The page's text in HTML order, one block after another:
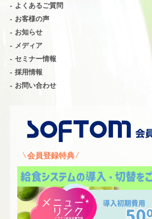
よくあるご質問
お客様の声
お知らせ
メディア
セミナー情報
採用情報
お問い合わせ
会員登録特典
・自動お見積り
・資料ダウンロード
・動画マニュアル